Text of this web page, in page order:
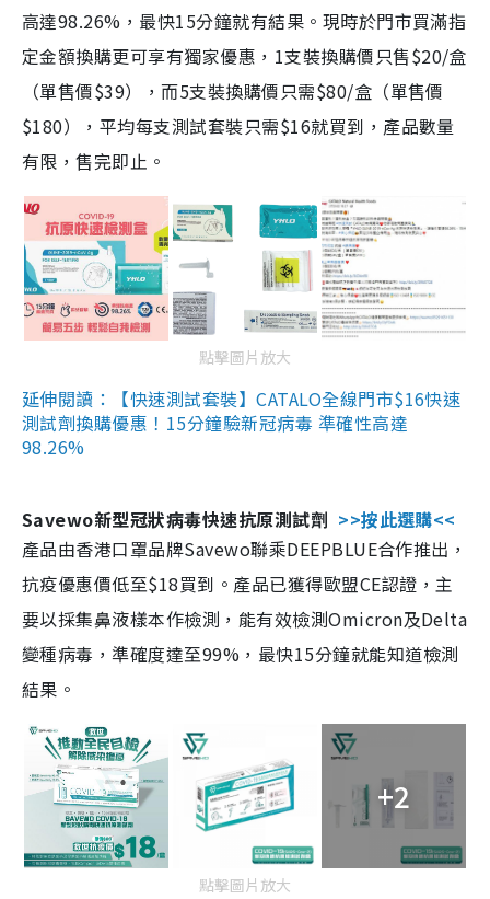
高達98.26%，最快15分鐘就有結果。現時於門市買滿指
定金額換購更可享有獨家優惠，1支裝換購價只售$20/盒
（單售價$39），而5支裝換購價只需$80/盒（單售價
$180），平均每支測試套裝只需$16就買到，產品數量
有限，售完即止。
點擊圖片放大
延伸閱讀：【快速測試套裝】CATALO全線門市$16快速
測試劑換購優惠！15分鐘驗新冠病毒 準確性高達
98.26%
Savewo新型冠狀病毒快速抗原測試劑 >>按此選購<<
產品由香港口罩品牌Savewo聯乘DEEPBLUE合作推出，
抗疫優惠價低至$18買到。產品已獲得歐盟CE認證，主
要以採集鼻液樣本作檢測，能有效檢測Omicron及Delta
變種病毒，準確度達至99%，最快15分鐘就能知道檢測
結果。
+2
點擊圖片放大